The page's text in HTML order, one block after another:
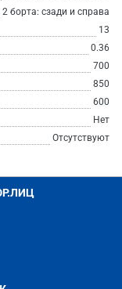
2 борта: сзади и справа
13
0.36
700
850
600
Нет
Отсутствуют